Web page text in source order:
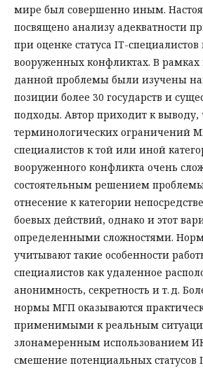
мире был совершенно иным.
посвящено анализу адекватности
при оценке статуса IT-
вооруженных конфликтах. В рамках
данной проблемы были изучены
позиции более 30 государств и
подходы. Автор приходит к выводу,
терминологических ограничений
специалистов к той или иной
вооруженного конфликта очень
состоятельным решением
отнесение к категории
боевых действий, однако и этот
определенными сложностями.
учитывают такие особенности
специалистов как удаленное
анонимность, секретность и т. д.
нормы МГП оказываются
применимыми к реальным
злонамеренным использованием
смешение потенциальных статусов